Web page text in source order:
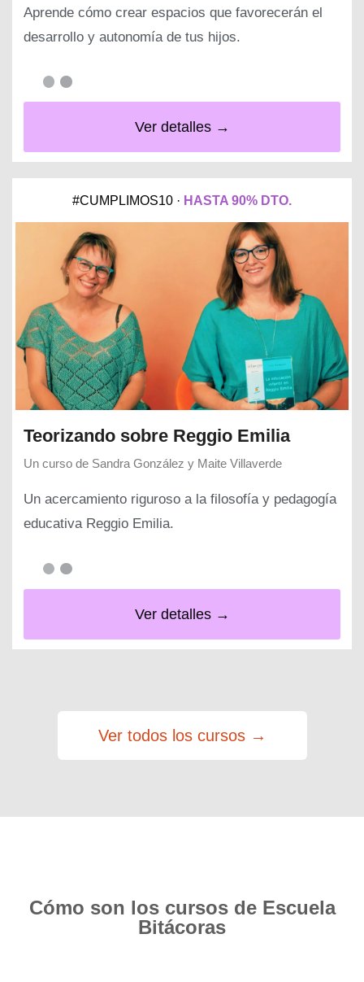
Aprende cómo crear espacios que favorecerán el
desarrollo y autonomía de tus hijos.
Ver detalles →
#CUMPLIMOS10 · HASTA 90% DTO.
Teorizando sobre Reggio Emilia
Un curso de Sandra González y Maite Villaverde
Un acercamiento riguroso a la filosofía y pedagogía
educativa Reggio Emilia.
Ver detalles →
Ver todos los cursos →
Cómo son los cursos de Escuela
Bitácoras